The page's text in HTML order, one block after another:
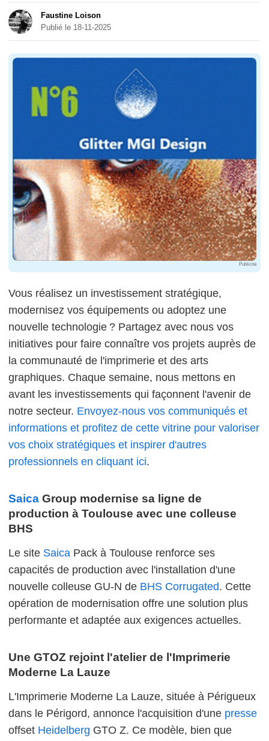
Faustine Loison
Publié le 18-11-2025
Publicité
Vous réalisez un investissement stratégique,
modernisez vos équipements ou adoptez une
nouvelle technologie ? Partagez avec nous vos
initiatives pour faire connaître vos projets auprès de
la communauté de l'imprimerie et des arts
graphiques. Chaque semaine, nous mettons en
avant les investissements qui façonnent l'avenir de
notre secteur. Envoyez-nous vos communiqués et
informations et profitez de cette vitrine pour valoriser
vos choix stratégiques et inspirer d'autres
professionnels en cliquant ici.
Saica Group modernise sa ligne de
production à Toulouse avec une colleuse
BHS
Le site Saica Pack à Toulouse renforce ses
capacités de production avec l'installation d'une
nouvelle colleuse GU-N de BHS Corrugated. Cette
opération de modernisation offre une solution plus
performante et adaptée aux exigences actuelles.
Une GTOZ rejoint l'atelier de l'Imprimerie
Moderne La Lauze
L'Imprimerie Moderne La Lauze, située à Périgueux
dans le Périgord, annonce l'acquisition d'une presse
offset Heidelberg GTO Z. Ce modèle, bien que